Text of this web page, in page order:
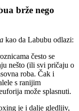
brže nego
kao da Labubu odlazi:
često se
nešto (ili svi pričaju o
roba. Čak i
s ranijim
može splasnuti.
je i dalje gledljiv,